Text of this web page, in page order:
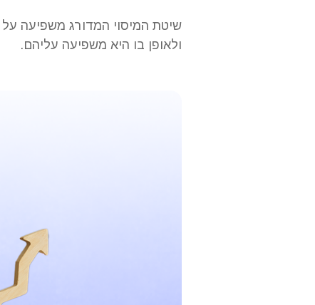
שיטת המיסוי המדורג משפיעה
ולאופן בו היא משפיעה עליהם.